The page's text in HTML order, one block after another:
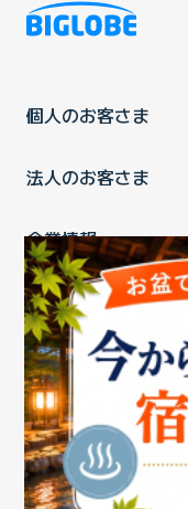
個人のお客さま
法人のお客さま
企業情報
ご利用中の方
お問い合わせ消費税の
個人情報保護ポリシー
特定商取引法に基づく
商標についてBIGLOBE